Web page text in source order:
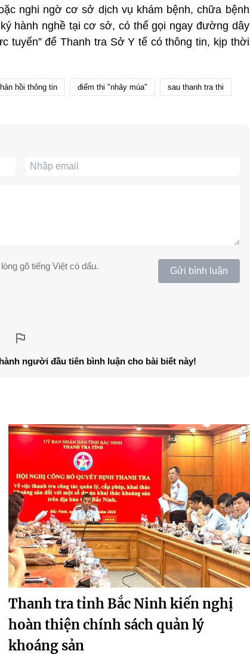
nghi ngờ cơ sở dịch vụ khám bệnh, chữa bệnh
hành nghề tại cơ sở, có thể gọi ngay đường dây
tuyến” để Thanh tra Sở Y tế có thông tin, kịp thời
hồi thông tin điểm thi "nhảy múa" sau thanh tra thi
gõ tiếng Việt có dấu. Gửi bình luận
người đầu tiên bình luận cho bài biết này!
Thanh tra tỉnh Bắc Ninh kiến nghị
hoàn thiện chính sách quản lý
khoáng sản